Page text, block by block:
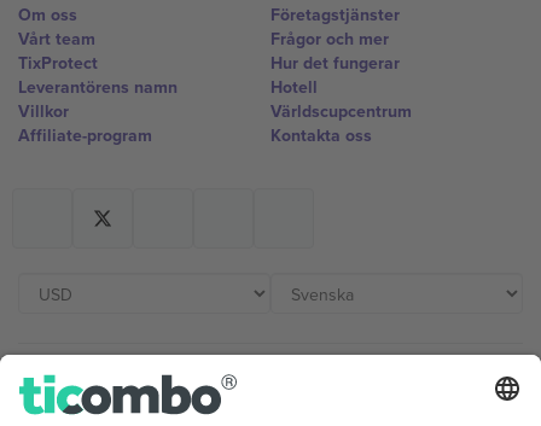
Om oss
Vårt team
TixProtect
Leverantörens namn
Villkor
Affiliate-program
Företagstjänster
Frågor och mer
Hur det fungerar
Hotell
Världscupcentrum
Kontakta oss
Kontor och support